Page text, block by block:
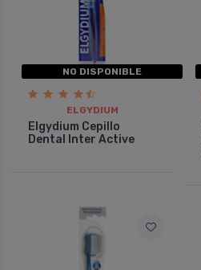
NO DISPONIBLE
ELGYDIUM
Elgydium Cepillo
Dental Inter Active